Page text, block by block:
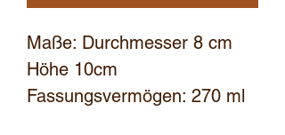
Maße: Durchmesser 8 cm
Höhe 10cm
Fassungsvermögen: 270 ml